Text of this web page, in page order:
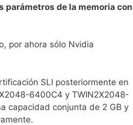
parámetros de la memoria con
por ahora sólo Nvidia
SLI posteriormente en
6400C4 y TWIN2X2048-
capacidad conjunta de 2 GB y